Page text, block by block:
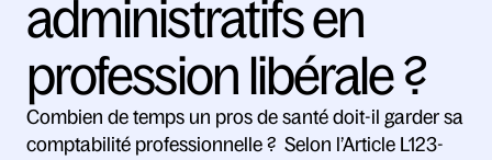
administratifs en
profession libérale ?
Combien de temps un pros de santé doit-il garder sa
comptabilité professionnelle ?  Selon l’Article L123-